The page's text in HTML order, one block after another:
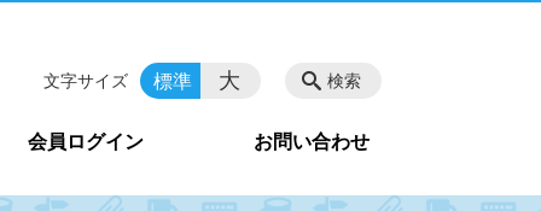
会員ログイン お問い合わせ
検索
文字サイズ 標準 大